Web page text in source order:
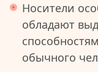
Носители
обладают
обычного